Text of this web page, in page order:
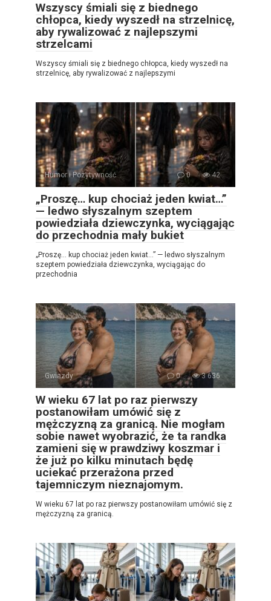
Wszyscy śmiali się z biednego
chłopca, kiedy wyszedł na strzelnicę,
aby rywalizować z najlepszymi
strzelcami
Wszyscy śmiali się z biednego chłopca, kiedy wyszedł na
strzelnicę, aby rywalizować z najlepszymi
Humor i Pozytywność 0 42
„Proszę… kup chociaż jeden kwiat…”
— ledwo słyszalnym szeptem
powiedziała dziewczynka, wyciągając
do przechodnia mały bukiet
„Proszę… kup chociaż jeden kwiat…” — ledwo słyszalnym
szeptem powiedziała dziewczynka, wyciągając do
przechodnia
Gwiazdy 0 3 636
W wieku 67 lat po raz pierwszy
postanowiłam umówić się z
mężczyzną za granicą. Nie mogłam
sobie nawet wyobrazić, że ta randka
zamieni się w prawdziwy koszmar i
że już po kilku minutach będę
uciekać przerażona przed
tajemniczym nieznajomym.
W wieku 67 lat po raz pierwszy postanowiłam umówić się z
mężczyzną za granicą.